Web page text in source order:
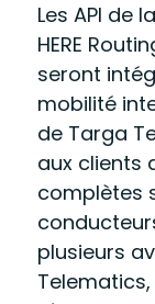
Les API de
HERE
seront
mobilité
de Targa
aux clients
complètes
plusieurs